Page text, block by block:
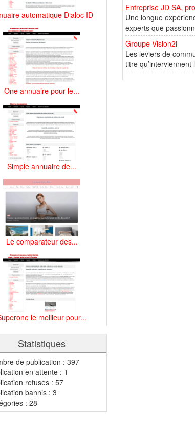
automatique Dialoc ID
One annuaire pour le...
Simple annuaire de...
Le comparateur des...
le meilleur pour...
Statistiques
de publication : 397
en attente : 1
refusés : 57
bannis : 3
: 28
Entreprise JD SA,
Une longue
experts que
Groupe Vision2i
Les leviers de
titre